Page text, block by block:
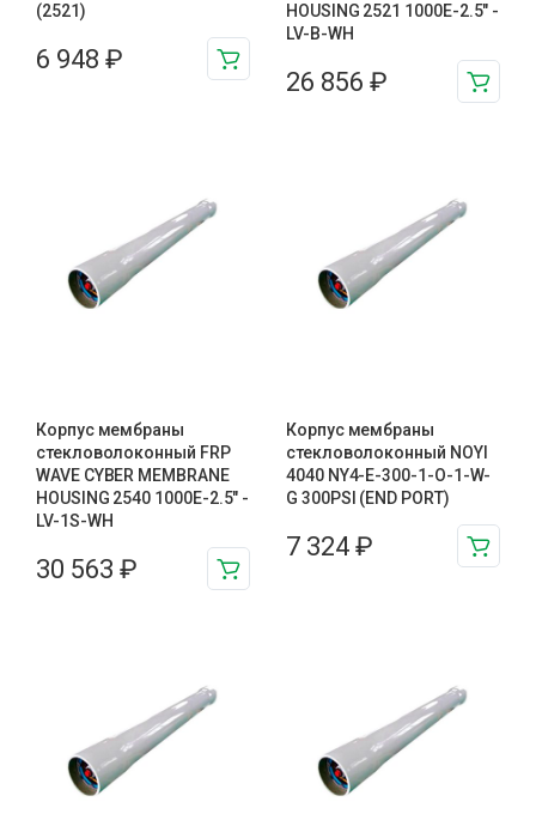
(2521)
6 948 ₽
HOUSING 2521 1000Е-2.5″ -
LV-B-WH
26 856 ₽
Корпус мембраны
стекловолоконный FRP
WAVE CYBER MEMBRANE
HOUSING 2540 1000Е-2.5″ -
LV-1S-WH
30 563 ₽
Корпус мембраны
стекловолоконный NOYI
4040 NY4-E-300-1-O-1-W-
G 300PSI (END PORT)
7 324 ₽